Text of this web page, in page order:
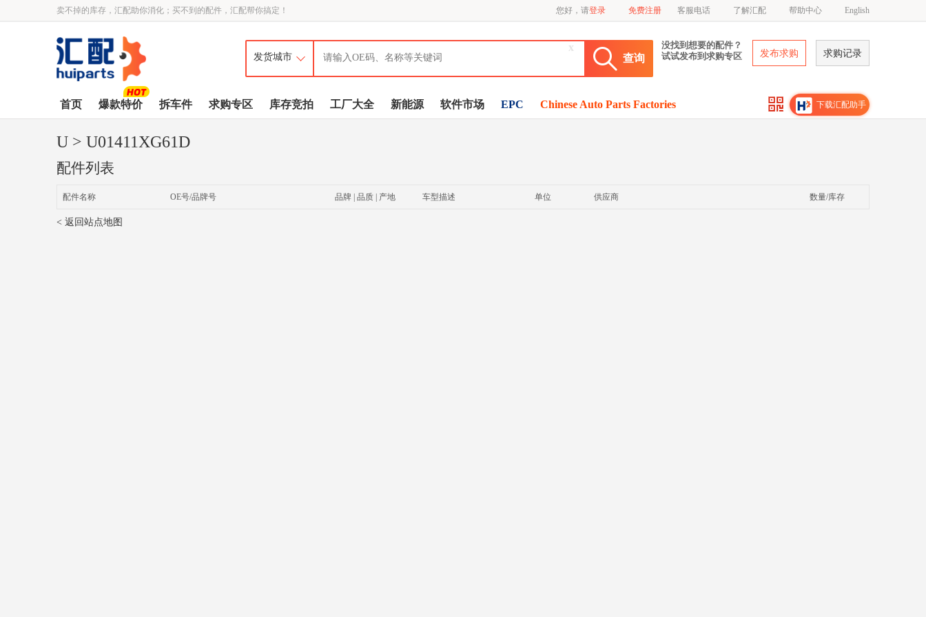
卖不掉的库存，汇配助你消化；买不到的配件，汇配帮你搞定！ 您好，请登录 免费注册 客服电话 了解汇配 帮助中心 English
查询
x
没找到想要的配件？
试试发布到求购专区
发布求购 求购记录
首页 爆款特价 拆车件 求购专区 库存竞拍 工厂大全 新能源 软件市场 EPC Chinese Auto Parts Factories 下载汇配助手
U > U01411XG61D
配件列表
配件名称 OE号/品牌号 品牌 | 品质 | 产地 车型描述 单位 供应商 数量/库存
< 返回站点地图